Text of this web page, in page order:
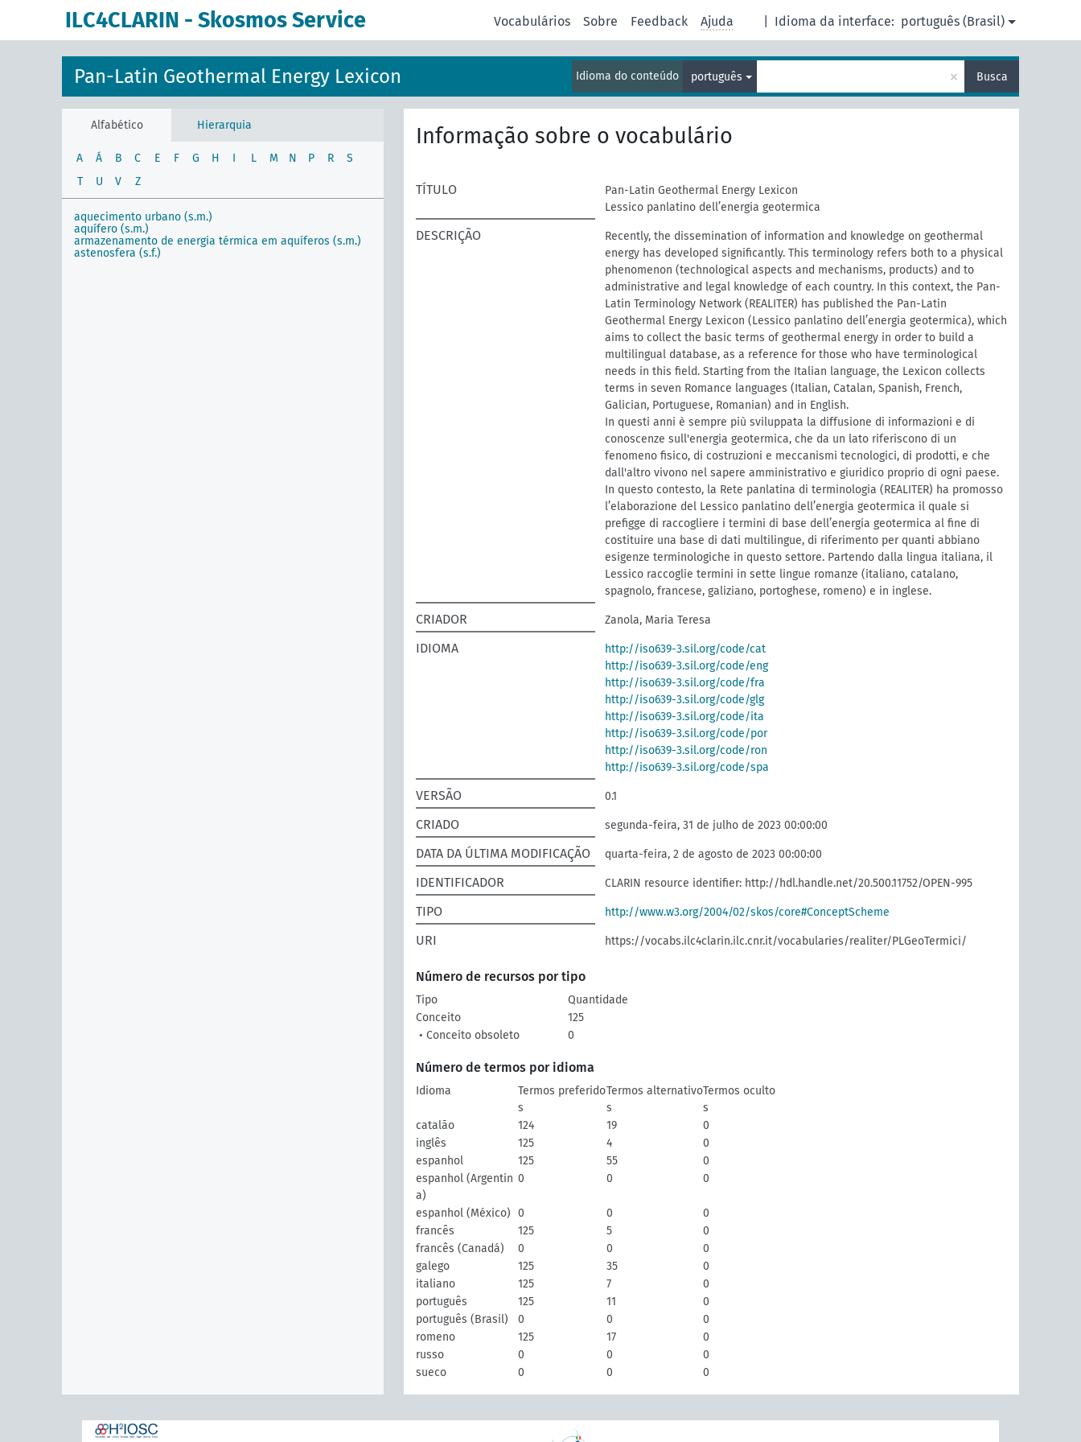
ILC4CLARIN - Skosmos Service Idioma da interface: português (Brasil)
Vocabulários Sobre Feedback Ajuda
Pan-Latin Geothermal Energy Lexicon Idioma do conteúdo português × Busca
Alfabético Hierarquia
A Á B C E F G H I L M N P R
S
T
U V Z
aquecimento urbano (s.m.)
aquífero (s.m.)
armazenamento de energia térmica em aquíferos (s.m.)
astenosfera (s.f.)
Informação sobre o vocabulário
TÍTULO
Pan-Latin Geothermal Energy Lexicon
Lessico panlatino dell’energia geotermica
DESCRIÇÃO
Recently, the dissemination of information and knowledge on geothermal
energy has developed significantly. This terminology refers both to a physical
phenomenon (technological aspects and mechanisms, products) and to
administrative and legal knowledge of each country. In this context, the Pan-
Latin Terminology Network (REALITER) has published the Pan-Latin
Geothermal Energy Lexicon (Lessico panlatino dell’energia geotermica), which
aims to collect the basic terms of geothermal energy in order to build a
multilingual database, as a reference for those who have terminological
needs in this field. Starting from the Italian language, the Lexicon collects
terms in seven Romance languages (Italian, Catalan, Spanish, French,
Galician, Portuguese, Romanian) and in English.
In questi anni è sempre più sviluppata la diffusione di informazioni e di
conoscenze sull'energia geotermica, che da un lato riferiscono di un
fenomeno fisico, di costruzioni e meccanismi tecnologici, di prodotti, e che
dall'altro vivono nel sapere amministrativo e giuridico proprio di ogni paese.
In questo contesto, la Rete panlatina di terminologia (REALITER) ha promosso
l’elaborazione del Lessico panlatino dell’energia geotermica il quale si
prefigge di raccogliere i termini di base dell’energia geotermica al fine di
costituire una base di dati multilingue, di riferimento per quanti abbiano
esigenze terminologiche in questo settore. Partendo dalla lingua italiana, il
Lessico raccoglie termini in sette lingue romanze (italiano, catalano,
spagnolo, francese, galiziano, portoghese, romeno) e in inglese.
CRIADOR Zanola, Maria Teresa
IDIOMA
http://iso639-3.sil.org/code/cat
http://iso639-3.sil.org/code/eng
http://iso639-3.sil.org/code/fra
http://iso639-3.sil.org/code/glg
http://iso639-3.sil.org/code/ita
http://iso639-3.sil.org/code/por
http://iso639-3.sil.org/code/ron
http://iso639-3.sil.org/code/spa
VERSÃO 0.1
CRIADO segunda-feira, 31 de julho de 2023 00:00:00
DATA DA ÚLTIMA MODIFICAÇÃO quarta-feira, 2 de agosto de 2023 00:00:00
IDENTIFICADOR CLARIN resource identifier: http://hdl.handle.net/20.500.11752/OPEN-995
TIPO http://www.w3.org/2004/02/skos/core#ConceptScheme
URI https://vocabs.ilc4clarin.ilc.cnr.it/vocabularies/realiter/PLGeoTermici/
Número de recursos por tipo
Tipo
Quantidade
Conceito
125
• Conceito obsoleto
0
Número de termos por idioma
Idioma
Termos preferido
s
Termos alternativo
s
Termos oculto
s
catalão
124 19
0
inglês
125 4
0
espanhol
125 55
0
espanhol (Argentin
a)
0 0 0
espanhol (México) 0 0
0
francês
125 5
0
francês (Canadá)
0 0
0
galego
125 35
0
italiano
125 7
0
português
125 11
0
português (Brasil)
0 0
0
romeno
125 17
0
russo
0 0
0
sueco
0 0 0